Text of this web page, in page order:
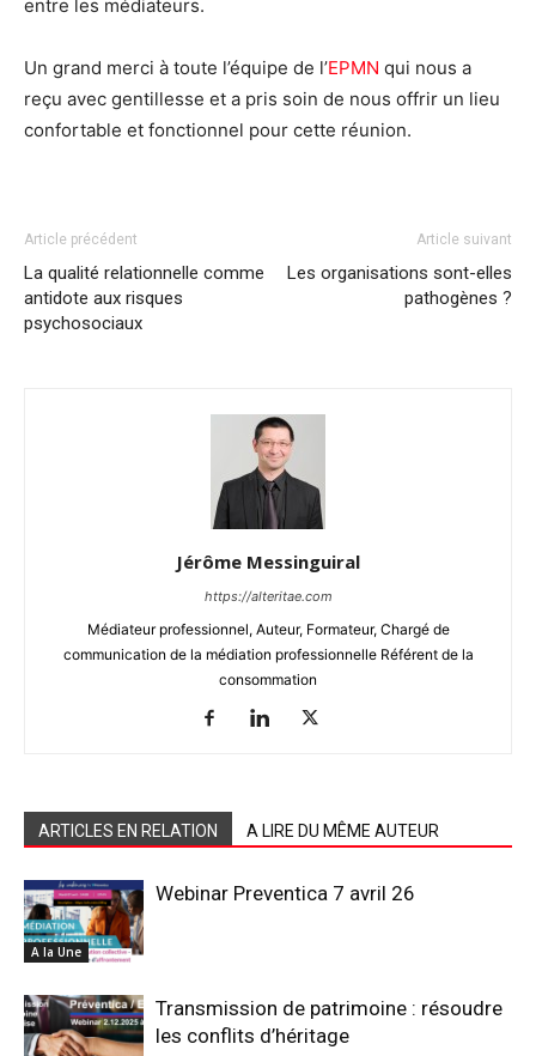
entre les médiateurs.
Un grand merci à toute l’équipe de l’EPMN qui nous a
reçu avec gentillesse et a pris soin de nous offrir un lieu
confortable et fonctionnel pour cette réunion.
Article précédent
La qualité relationnelle comme
antidote aux risques
psychosociaux
Article suivant
Les organisations sont-elles
pathogènes ?
Jérôme Messinguiral
https://alteritae.com
Médiateur professionnel, Auteur, Formateur, Chargé de
communication de la médiation professionnelle Référent de la
consommation
ARTICLES EN RELATION A LIRE DU MÊME AUTEUR
A la Une
Webinar Preventica 7 avril 26
Transmission de patrimoine : résoudre
les conflits d’héritage